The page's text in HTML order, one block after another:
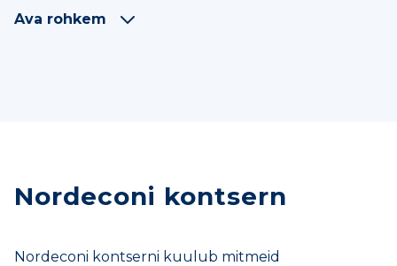
Ava rohkem
Nordeconi kontsern
Nordeconi kontserni kuulub mitmeid